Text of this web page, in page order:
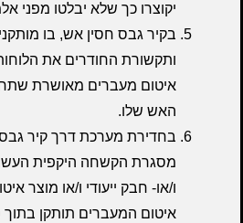
יקוצרו כך שלא יבלטו מפני
בקיר גבס חסין אש, בו
ותקשורת החודרים את
איטום מעברים מאושרת
האש שלו.
בחדירת מערכת דרך קיר
מסגרת הקשחה היקפית
ו/או- חבק ייעודי ו/או מוצר
איטום המעברים תותקן